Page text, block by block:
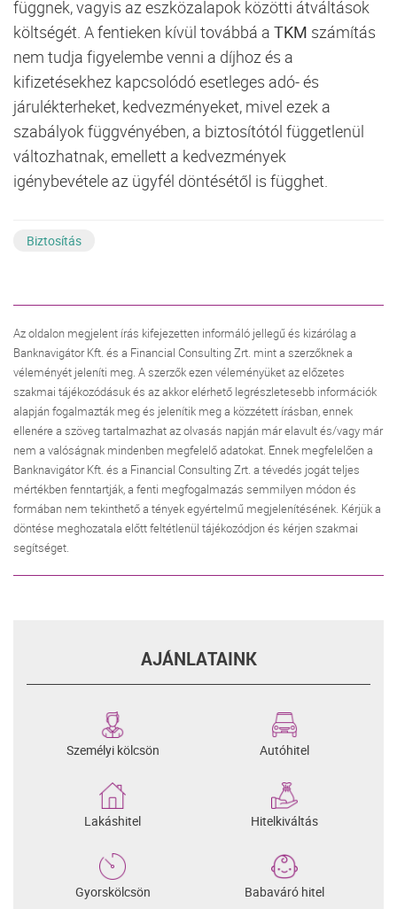
függnek, vagyis az eszközalapok közötti átváltások
költségét. A fentieken kívül továbbá a TKM számítás
nem tudja figyelembe venni a díjhoz és a
kifizetésekhez kapcsolódó esetleges adó- és
járulékterheket, kedvezményeket, mivel ezek a
szabályok függvényében, a biztosítótól függetlenül
változhatnak, emellett a kedvezmények
igénybevétele az ügyfél döntésétől is függhet.
Biztosítás
Az oldalon megjelent írás kifejezetten informáló jellegű és kizárólag a
Banknavigátor Kft. és a Financial Consulting Zrt. mint a szerzőknek a
véleményét jeleníti meg. A szerzők ezen véleményüket az előzetes
szakmai tájékozódásuk és az akkor elérhető legrészletesebb információk
alapján fogalmazták meg és jelenítik meg a közzétett írásban, ennek
ellenére a szöveg tartalmazhat az olvasás napján már elavult és/vagy már
nem a valóságnak mindenben megfelelő adatokat. Ennek megfelelően a
Banknavigátor Kft. és a Financial Consulting Zrt. a tévedés jogát teljes
mértékben fenntartják, a fenti megfogalmazás semmilyen módon és
formában nem tekinthető a tények egyértelmű megjelenítésének. Kérjük a
döntése meghozatala előtt feltétlenül tájékozódjon és kérjen szakmai
segítséget.
AJÁNLATAINK
Személyi kölcsön Autóhitel
Lakáshitel Hitelkiváltás
Gyorskölcsön Babaváró hitel